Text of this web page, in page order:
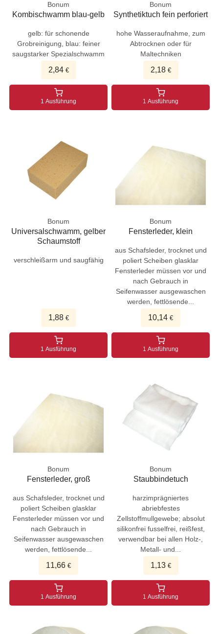
Bonum
Kombischwamm blau-gelb
gelb: für schonende
Grobreinigung, blau: feiner
saugstarker Spezialschwamm
2,84€
1 Ausführung
Bonum
Synthetiktuch fein perforiert
hohe Wasseraufnahme, zum
Abtrocknen oder für
Maltechniken
2,18€
1 Ausführung
Bonum
Universalschwamm, gelber
Schaumstoff
verschleißarm und saugfähig
1,88€
1 Ausführung
Bonum
Fensterleder, klein
aus Schafsleder, trocknet und
poliert Scheiben glasklar
Fensterleder müssen vor und
nach Gebrauch in
Seifenwasser ausgewaschen
werden, fettlösende...
10,14 €
1 Ausführung
Bonum
Fensterleder, groß
aus Schafsleder, trocknet und
poliert Scheiben glasklar
Fensterleder müssen vor und
nach Gebrauch in
Seifenwasser ausgewaschen
werden, fettlösende...
11,66 €
1 Ausführung
Bonum
Staubbindetuch
harzimprägniertes
abriebfestes
Zellstoffmullgewebe; absolut
silikonfrei fusselfrei, reißfest,
verwendbar bei allen Holz-,
Metall- und...
1,13€
1 Ausführung